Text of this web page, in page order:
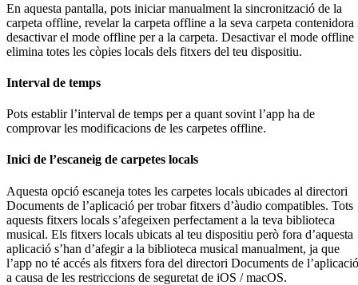
En aquesta pantalla, pots iniciar manualment la sincronització de la
carpeta offline, revelar la carpeta offline a la seva carpeta contenidora
desactivar el mode offline per a la carpeta. Desactivar el mode offline
elimina totes les còpies locals dels fitxers del teu dispositiu.
Interval de temps
Pots establir l’interval de temps per a quant sovint l’app ha de
comprovar les modificacions de les carpetes offline.
Inici de l’escaneig de carpetes locals
Aquesta opció escaneja totes les carpetes locals ubicades al directori
Documents de l’aplicació per trobar fitxers d’àudio compatibles. Tots
aquests fitxers locals s’afegeixen perfectament a la teva biblioteca
musical. Els fitxers locals ubicats al teu dispositiu però fora d’aquesta
aplicació s’han d’afegir a la biblioteca musical manualment, ja que
l’app no té accés als fitxers fora del directori Documents de l’aplicació
a causa de les restriccions de seguretat de iOS / macOS.